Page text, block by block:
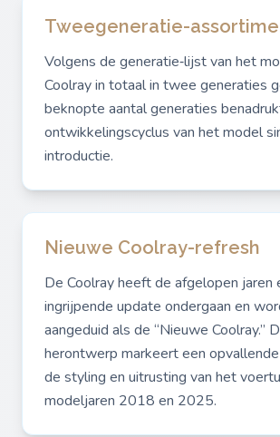
Tweegeneratie-
Volgens de generatie‑lijst van het
Coolray in totaal in twee generaties
beknopte aantal generaties
ontwikkelingscyclus van het model
introductie.
Nieuwe Coolray-refresh
De Coolray heeft de afgelopen jaren
ingrijpende update ondergaan en
aangeduid als de “Nieuwe Coolray.”
herontwerp markeert een
de styling en uitrusting van het
modeljaren 2018 en 2025.